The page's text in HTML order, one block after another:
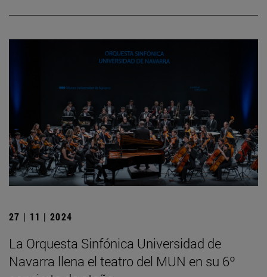
27 | 11 | 2024
La Orquesta Sinfónica Universidad de
Navarra llena el teatro del MUN en su 6º